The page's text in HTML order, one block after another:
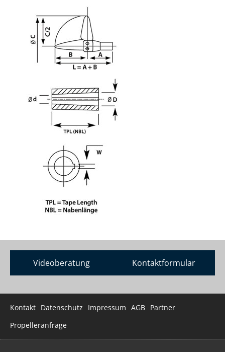
Videoberatung Kontaktformular
Navigation
überspringen
Kontakt Datenschutz Impressum AGB Partner
Propelleranfrage